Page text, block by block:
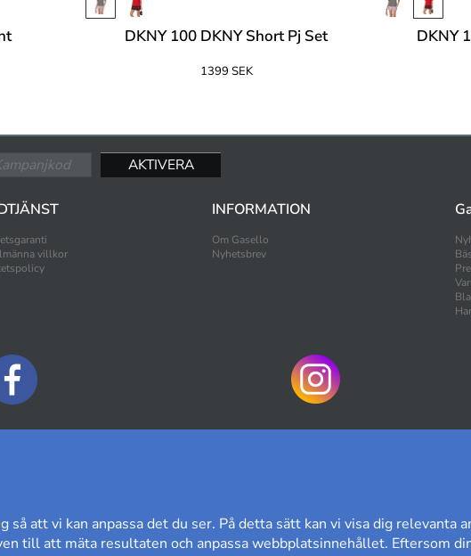
DKNY 100 DKNY Short Pj Set
1399 SEK
DKNY
villkor
INFORMATION
Om Gasello
Nyhetsbrev
att vi kan anpassa det du ser. På detta sätt kan vi visa dig relevanta
till att mäta resultaten och anpassa webbplatsinnehållet. Eftersom